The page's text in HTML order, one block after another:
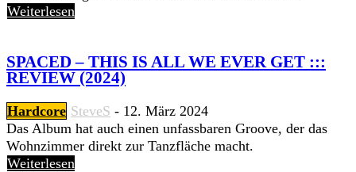
Weiterlesen
SPACED – THIS IS ALL WE EVER GET :::
REVIEW (2024)
Hardcore SteveS - 12. März 2024
Das Album hat auch einen unfassbaren Groove, der das
Wohnzimmer direkt zur Tanzfläche macht.
Weiterlesen